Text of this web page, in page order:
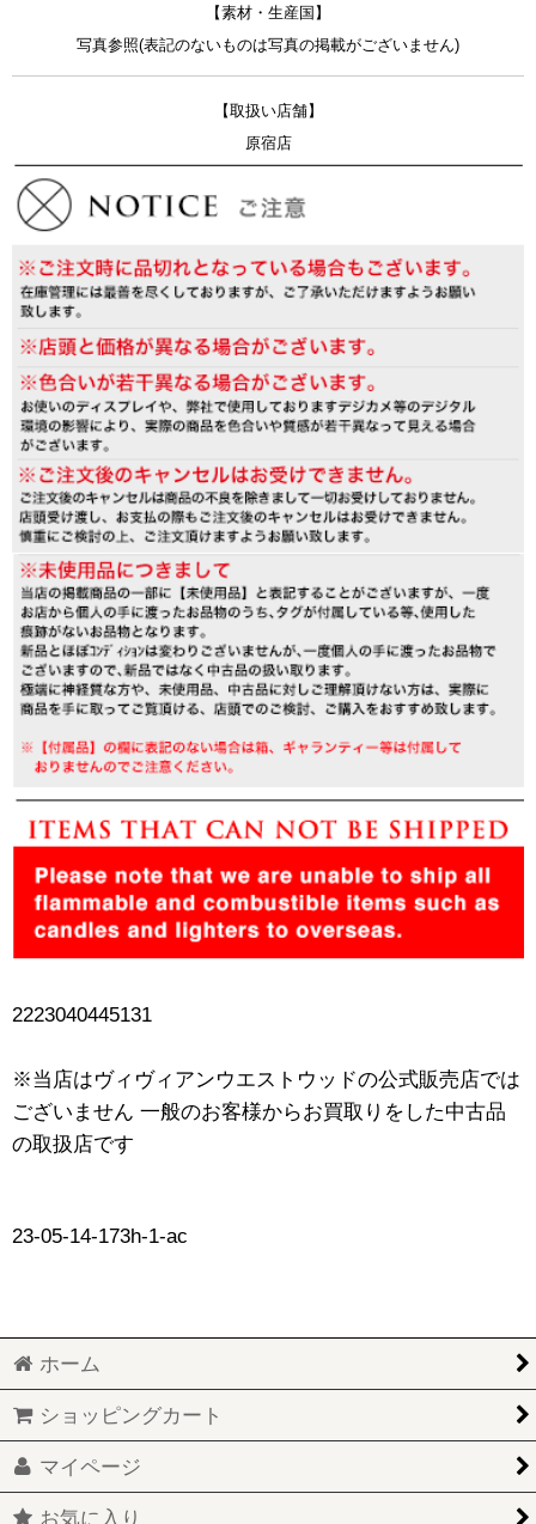
【素材・生産国】
写真参照(表記のないものは写真の掲載がございません)
【取扱い店舗】
原宿店
2223040445131
※当店はヴィヴィアンウエストウッドの公式販売店では
ございません 一般のお客様からお買取りをした中古品
の取扱店です
23-05-14-173h-1-ac
ホーム
ショッピングカート
マイページ
お気に入り